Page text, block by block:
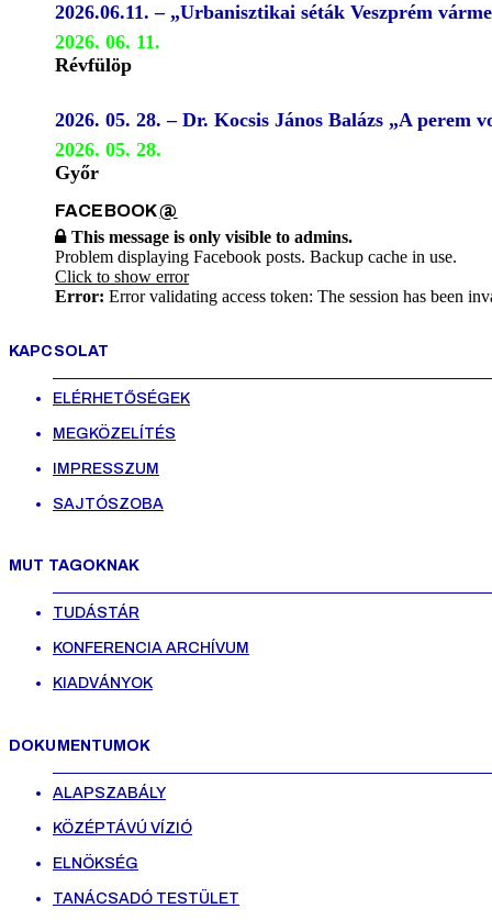
2026.06.11. – „Urbanisztikai séták Veszprém
2026. 06. 11.
Révfülöp
2026. 05. 28. – Dr. Kocsis János Balázs „A perem
2026. 05. 28.
Győr
FACEBOOK@
This message is only visible to admins.
Problem displaying Facebook posts. Backup cache in use.
Click to show error
Error: Error validating access token: The session has been
KAPCSOLAT
ELÉRHETŐSÉGEK
MEGKÖZELÍTÉS
IMPRESSZUM
SAJTÓSZOBA
MUT TAGOKNAK
TUDÁSTÁR
KONFERENCIA ARCHÍVUM
KIADVÁNYOK
DOKUMENTUMOK
ALAPSZABÁLY
KÖZÉPTÁVÚ VÍZIÓ
ELNÖKSÉG
TANÁCSADÓ TESTÜLET